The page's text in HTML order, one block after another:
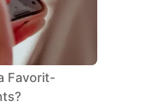
Favorit-